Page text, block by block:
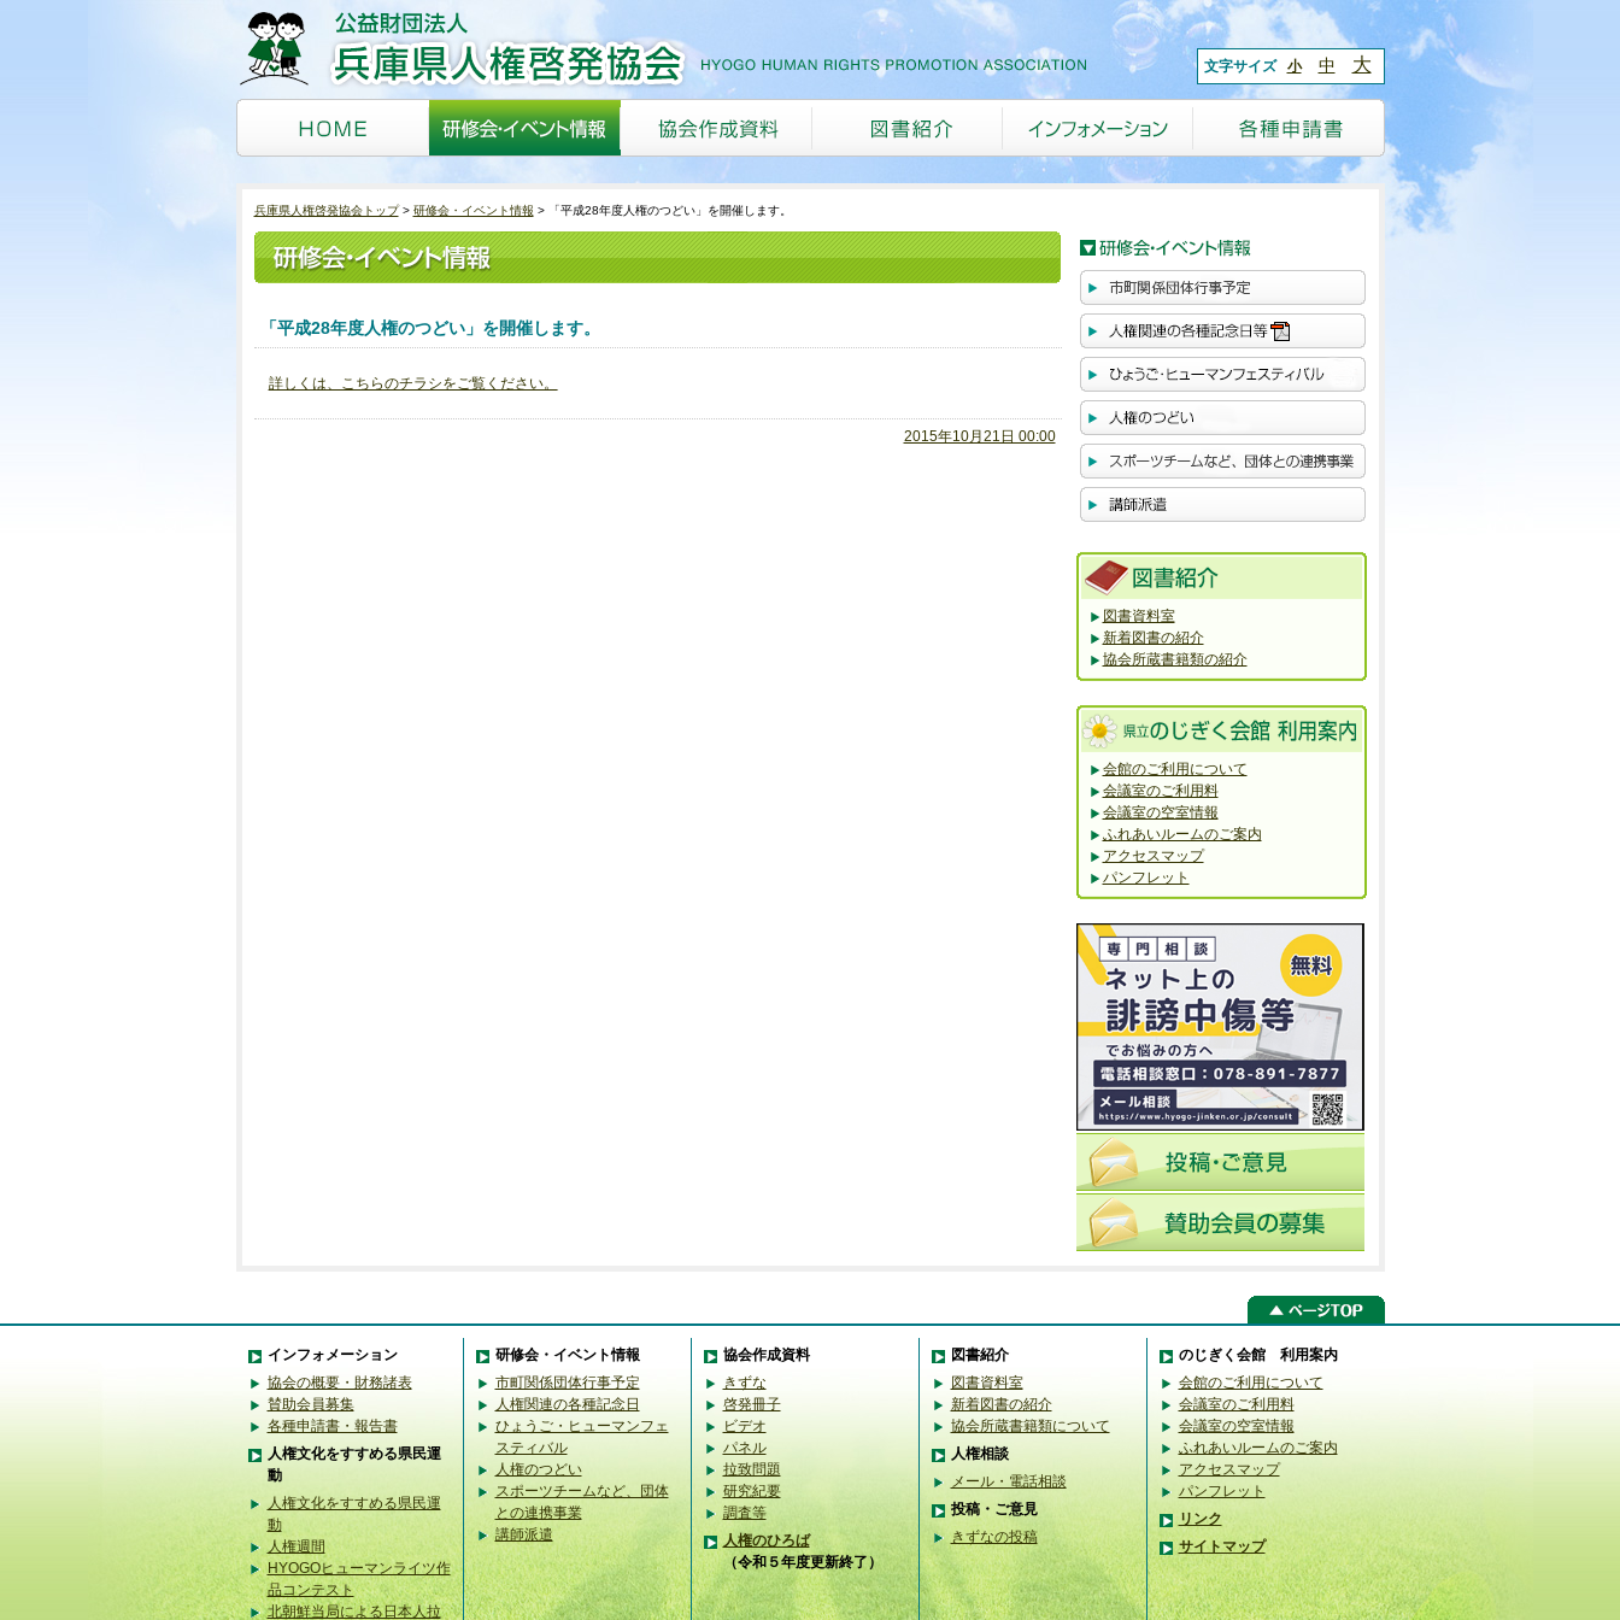
文字サイズ 小 中 大
兵庫県人権啓発協会トップ 研修会・イベント情報 「平成28年度人権のつどい」を開催します。
「平成28年度人権のつどい」を開催します。
詳しくは、こちらのチラシをご覧ください。
2015年10月21日 00:00
図書資料室
新着図書の紹介
協会所蔵書籍類の紹介
会館のご利用について
会議室のご利用料
会議室の空室情報
ふれあいルームのご案内
アクセスマップ
パンフレット
インフォメーション
協会の概要・財務諸表
賛助会員募集
各種申請書・報告書
人権文化をすすめる県民運
動
人権文化をすすめる県民運
動
人権週間
HYOGOヒューマンライツ作
品コンテスト
北朝鮮当局による日本人拉
研修会・イベント情報
市町関係団体行事予定
人権関連の各種記念日
ひょうご・ヒューマンフェ
スティバル
人権のつどい
スポーツチームなど、団体
との連携事業
講師派遣
協会作成資料
きずな
啓発冊子
ビデオ
パネル
拉致問題
研究紀要
調査等
人権のひろば
（令和５年度更新終了）
図書紹介
図書資料室
新着図書の紹介
協会所蔵書籍類について
人権相談
メール・電話相談
投稿・ご意見
きずなの投稿
のじぎく会館 利用案内
会館のご利用について
会議室のご利用料
会議室の空室情報
ふれあいルームのご案内
アクセスマップ
パンフレット
リンク
サイトマップ